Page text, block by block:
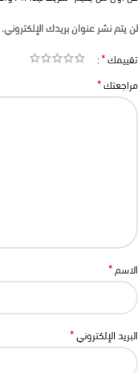
لن يتم نشر عنوان بريدك الإلكتروني.
تقييمك*
مراجعتك*
الاسم*
البريد الإلكتروني*